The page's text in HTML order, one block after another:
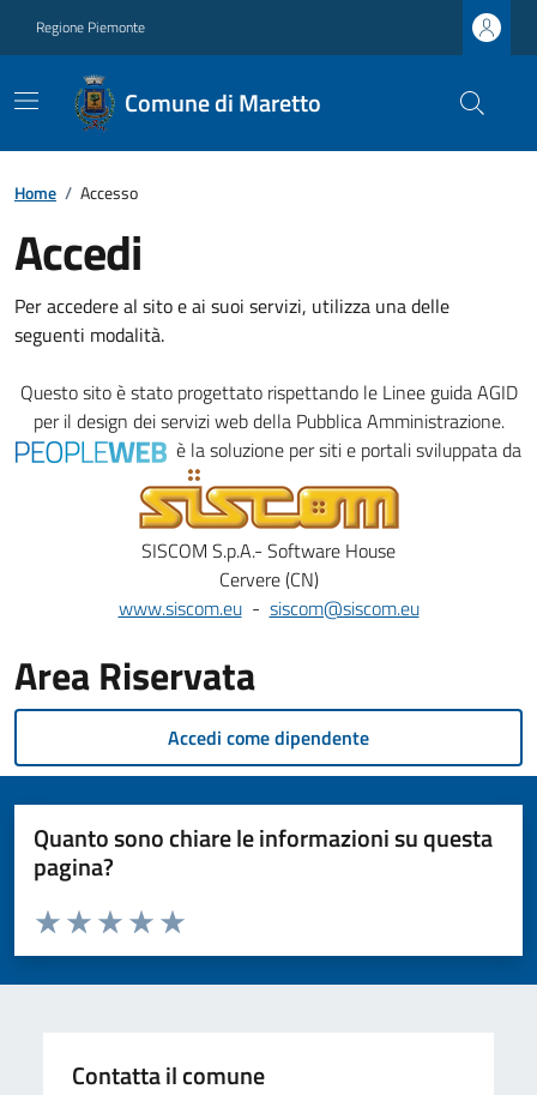
Regione Piemonte
Comune di Maretto
Home / Accesso
Accedi
Per accedere al sito e ai suoi servizi, utilizza una delle
seguenti modalità.
Questo sito è stato progettato rispettando le Linee guida AGID
per il design dei servizi web della Pubblica Amministrazione.
è la soluzione per siti e portali sviluppata da
SISCOM S.p.A.- Software House
Cervere (CN)
www.siscom.eu- siscom@siscom.eu
Area Riservata
Accedi come dipendente
Quanto sono chiare le informazioni su questa
pagina?
Valuta da 1 a 5 stelle la pagina
Valuta 5 stelle su 5
Valuta 4 stelle su 5
Valuta 3 stelle su 5
Valuta 2 stelle su 5
Valuta 1 stelle su 5
Contatta il comune